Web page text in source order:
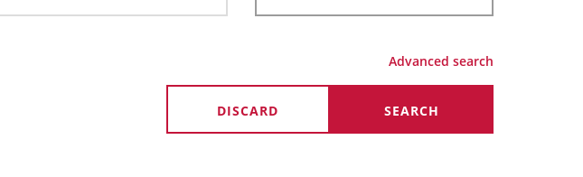
Advanced search